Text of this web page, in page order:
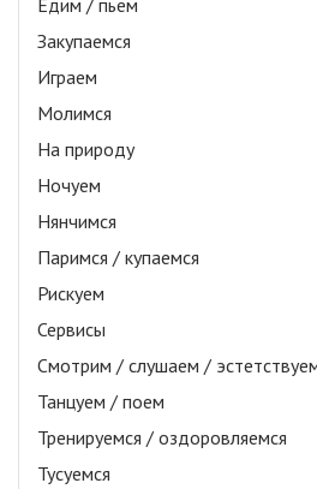
Закупаемся
Играем
Молимся
На природу
Ночуем
Нянчимся
Паримся / купаемся
Рискуем
Сервисы
Смотрим / слушаем /
Танцуем / поем
Тренируемся / оздоровляемся
Тусуемся